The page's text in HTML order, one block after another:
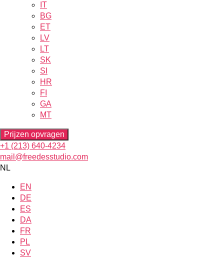
IT
BG
ET
LV
LT
SK
SI
HR
FI
GA
MT
Prijzen opvragen
+1 (213) 640-4234
mail@freedesstudio.com
NL
EN
DE
ES
DA
FR
PL
SV